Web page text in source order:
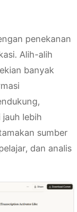
penekanan
Alih-alih
banyak
lebih
sumber
dan analis